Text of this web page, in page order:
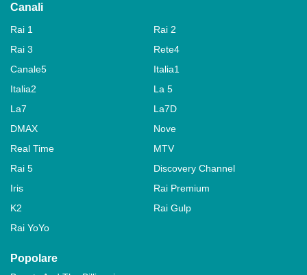
Canali
Rai 1
Rai 2
Rai 3
Rete4
Canale5
Italia1
Italia2
La 5
La7
La7D
DMAX
Nove
Real Time
MTV
Rai 5
Discovery Channel
Iris
Rai Premium
K2
Rai Gulp
Rai YoYo
Popolare